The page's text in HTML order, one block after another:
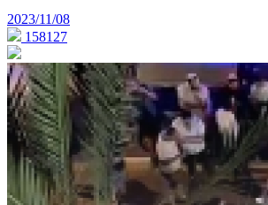
2023/11/08
158127